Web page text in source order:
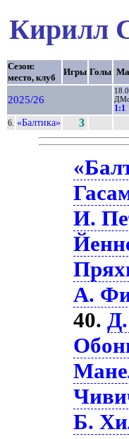
Кирилл
Сезон:
место, клуб
Игры Голы
2025/26
1:1
6. «Балтика» 3
И.
А.
40.
Б.